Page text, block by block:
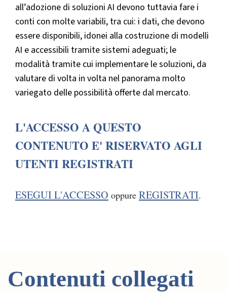
all’adozione di soluzioni AI devono tuttavia fare i
conti con molte variabili, tra cui: i dati, che devono
essere disponibili, idonei alla costruzione di modelli
AI e accessibili tramite sistemi adeguati; le
modalità tramite cui implementare le soluzioni, da
valutare di volta in volta nel panorama molto
variegato delle possibilità offerte dal mercato.
L'ACCESSO A QUESTO
CONTENUTO E' RISERVATO AGLI
UTENTI REGISTRATI
ESEGUI L'ACCESSO oppure REGISTRATI.
Contenuti collegati